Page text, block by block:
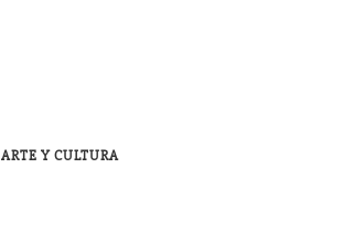
ARTE Y CULTURA